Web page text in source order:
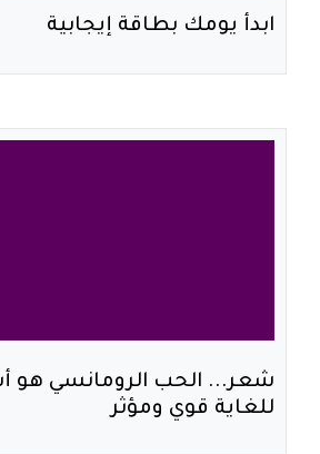
ابدأ يومك بطاقة إيجابية
شعر... الحب الرومانسي هو
للغاية قوي ومؤثر